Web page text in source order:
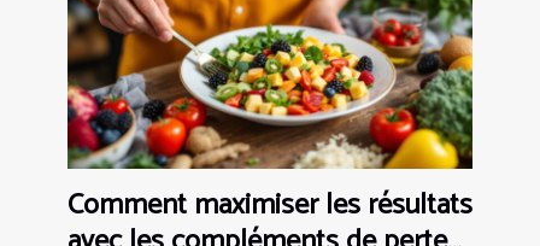
Comment maximiser les résultats